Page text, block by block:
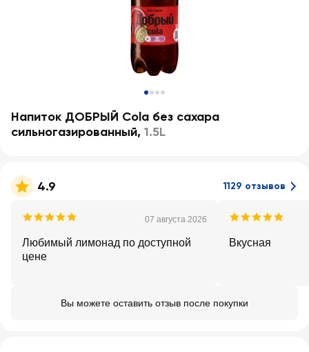
Напиток ДОБРЫЙ Cola без сахара
сильногазированный, 1.5L
4.9 1129 отзывов
07 августа 2026
Любимый лимонад по доступной
цене
Вкусная
Вы можете оставить отзыв после покупки